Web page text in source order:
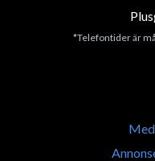
*Telefontider är